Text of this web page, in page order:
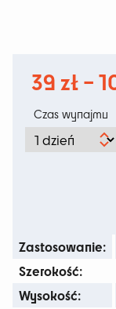
39 zł–
Czas wynajmu
Zastosowanie:
Szerokość:
Wysokość: